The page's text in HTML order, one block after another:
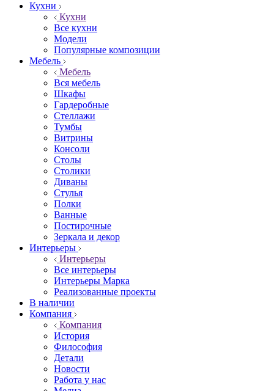
Кухни
Кухни
Все кухни
Модели
Популярные композиции
Мебель
Мебель
Вся мебель
Шкафы
Гардеробные
Стеллажи
Тумбы
Витрины
Консоли
Столы
Столики
Диваны
Стулья
Полки
Ванные
Постирочные
Зеркала и декор
Интерьеры
Интерьеры
Все интерьеры
Интерьеры Марка
Реализованные проекты
В наличии
Компания
Компания
История
Философия
Детали
Новости
Работа у нас